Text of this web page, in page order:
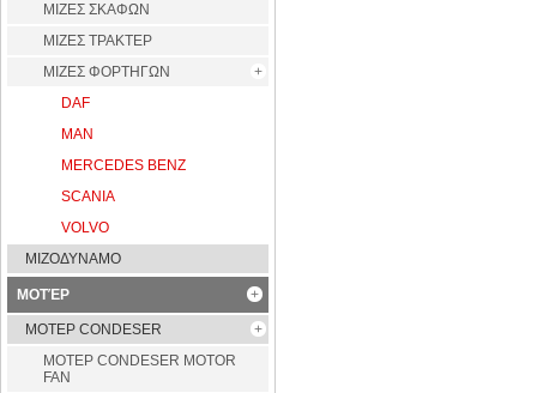
ΜΙΖΕΣ ΣΚΑΦΩΝ
ΜΙΖΕΣ ΤΡΑΚΤΕΡ
ΜΙΖΕΣ ΦΟΡΤΗΓΩΝ
DAF
MAN
MERCEDES BENZ
SCANIA
VOLVO
ΜΙΖΟΔΥΝΑΜΟ
ΜΟΤΈΡ
ΜΟΤΕΡ CONDESER
ΜΟΤΕΡ CONDESER MOTOR
FAN